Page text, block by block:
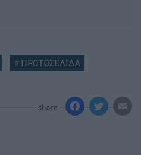
#ΠΡΩΤΟΣΕΛΙΔΑ
share